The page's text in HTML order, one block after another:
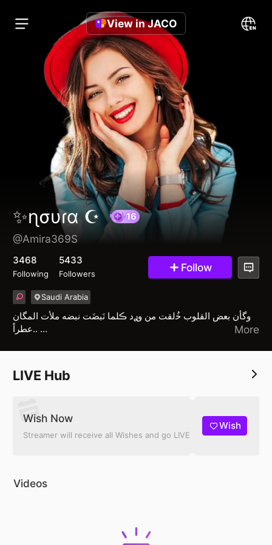
View in JACO
✨ɳσυɾα ☪︎
@Amira369S
3468
Following
5433
Followers Follow
Saudi Arabia
وگأن بعض القلوب ﺧُلقت من وࢪد ڪلما نَبضَت نبضه ملأت المگان
عطراً..
💚
More
LIVE Hub
Wish Now
Streamer will receive all Wishes and go LIVE
Wish
Videos